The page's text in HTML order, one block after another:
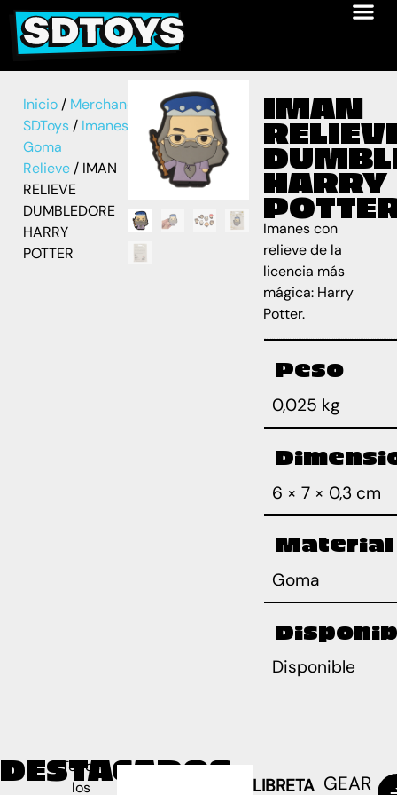
Inicio / Merchandise
SDToys / Imanes
Imán
Goma
Relieve / IMAN
RELIEVE
DUMBLEDORE
HARRY
POTTER
IMAN
HARRY
Imanes con
relieve de la
licencia más
mágica: Harry
Potter.
Peso
0,025 kg
6 × 7 × 0,3 cm
Material
Goma
Disponible
DESTACADOS
Todos
los
LIBRETA GEAR